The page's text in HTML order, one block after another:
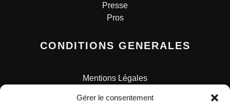
Gérer le consentement
Presse
Pros
CONDITIONS GENERALES
Mentions Légales
Charte pour la protection des données personnelles